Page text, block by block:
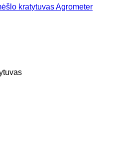
kratytuvas Agrometer